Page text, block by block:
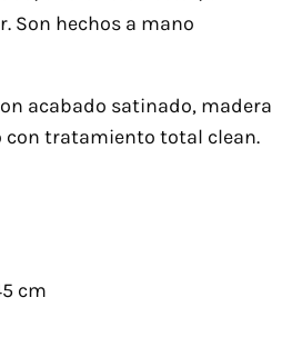
Son hechos a mano
acabado satinado, madera
con tratamiento total clean.
cm